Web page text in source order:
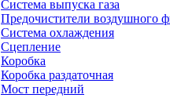
Система выпуска газа
Предочистители воздушного
Система охлаждения
Сцепление
Коробка
Коробка раздаточная
Мост передний